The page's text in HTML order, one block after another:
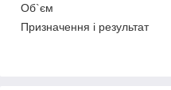
Об`єм
Призначення і результат